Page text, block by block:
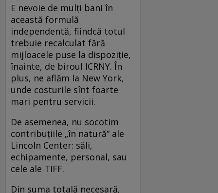
E nevoie de mulţi bani în
această formulă
independentă, fiindcă totul
trebuie recalculat fără
mijloacele puse la dispoziţie,
înainte, de biroul ICRNY. În
plus, ne aflăm la New York,
unde costurile sînt foarte
mari pentru servicii.
De asemenea, nu socotim
contribuţiile „în natură“ ale
Lincoln Center: săli,
echipamente, personal, sau
cele ale TIFF.
Din suma totală necesară,